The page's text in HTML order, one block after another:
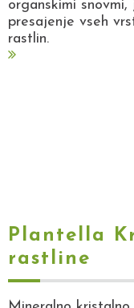
organskimi
presajenje vseh
rastlin.
Plantella
rastline